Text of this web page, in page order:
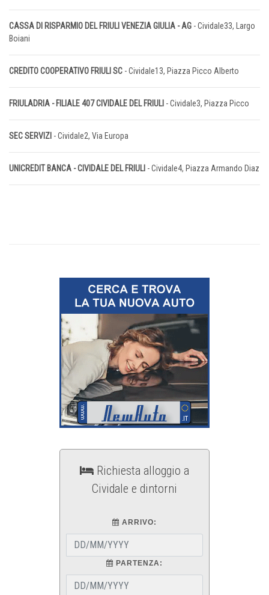
CASSA DI RISPARMIO DEL FRIULI VENEZIA GIULIA - AG - Cividale33, Largo
Boiani
CREDITO COOPERATIVO FRIULI SC - Cividale13, Piazza Picco Alberto
FRIULADRIA - FILIALE 407 CIVIDALE DEL FRIULI - Cividale3, Piazza Picco
SEC SERVIZI - Cividale2, Via Europa
UNICREDIT BANCA - CIVIDALE DEL FRIULI - Cividale4, Piazza Armando Diaz
Richiesta alloggio a
Cividale e dintorni
ARRIVO:
PARTENZA: